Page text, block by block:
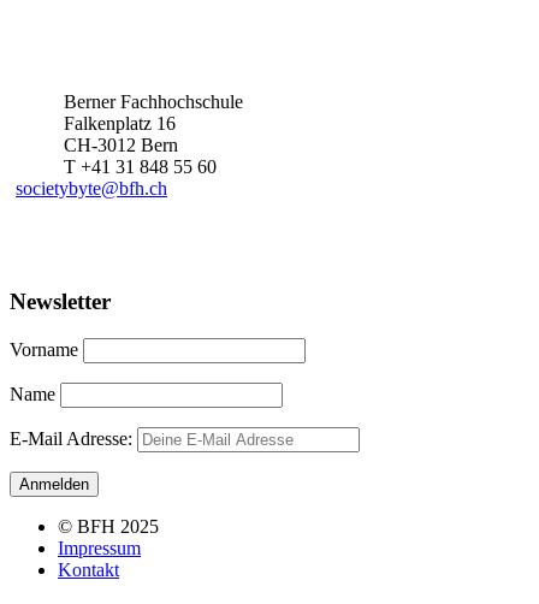
Berner Fachhochschule
Falkenplatz 16
CH-3012 Bern
T +41 31 848 55 60
societybyte@bfh.ch
Newsletter
Vorname
Name
E-Mail Adresse:
© BFH 2025
Impressum
Kontakt